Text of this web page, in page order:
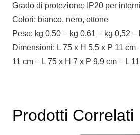
Grado di protezione: IP20 per interni
Colori: bianco, nero, ottone
Peso: kg 0,50 – kg 0,61 – kg 0,52 –
Dimensioni: L 75 x H 5,5 x P 11 cm
11 cm – L 75 x H 7 x P 9,9 cm – L
Prodotti Correlati